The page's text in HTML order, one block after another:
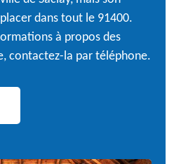
dans tout le 91400.
à propos des
contactez-la par téléphone.